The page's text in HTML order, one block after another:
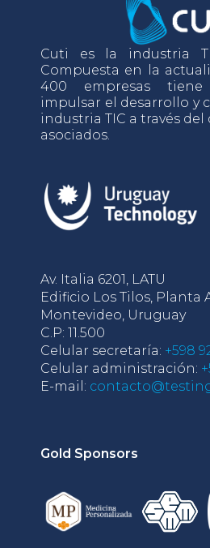
Cuti es la industria
Compuesta en la
400 empresas
impulsar el desarrollo y
industria TIC a través
asociados.
Av. Italia 6201, LATU
Edificio Los Tilos, Planta
Montevideo, Uruguay
C.P: 11.500
Celular secretaría: +598
Celular administración:
E-mail:
Gold Sponsors